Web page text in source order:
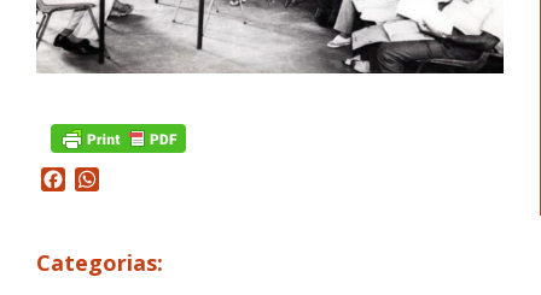
Facebook
Categorias: